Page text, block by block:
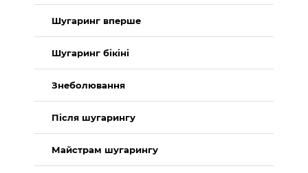
Шугаринг вперше
Шугаринг бікіні
Знеболювання
Після шугарингу
Майстрам шугарингу